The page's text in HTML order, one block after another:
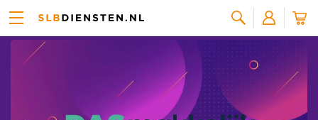
Zoeken
Alle leveranciers